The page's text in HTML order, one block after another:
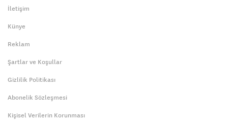
İletişim
Künye
Reklam
Şartlar ve Koşullar
Gizlilik Politikası
Abonelik Sözleşmesi
Kişisel Verilerin Korunması